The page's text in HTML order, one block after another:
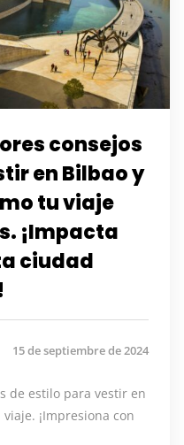
consejos
en Bilbao y
tu viaje
¡Impacta
ciudad
15 de septiembre de 2024
de estilo para vestir en
¡Impresiona con